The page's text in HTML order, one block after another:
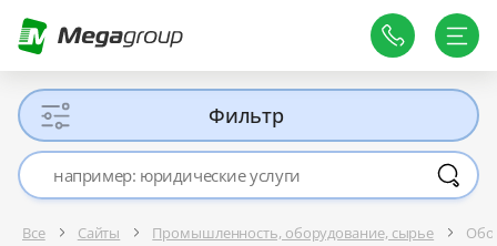
Фильтр
Все Сайты Промышленность, оборудование, сырье